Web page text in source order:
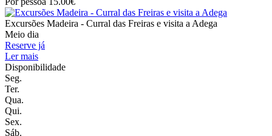
Excursões Madeira - Curral das Freiras e visita a Adega
Meio dia
Reserve já
Ler mais
Disponibilidade
Seg.
Ter.
Qua.
Qui.
Sex.
Sáb.